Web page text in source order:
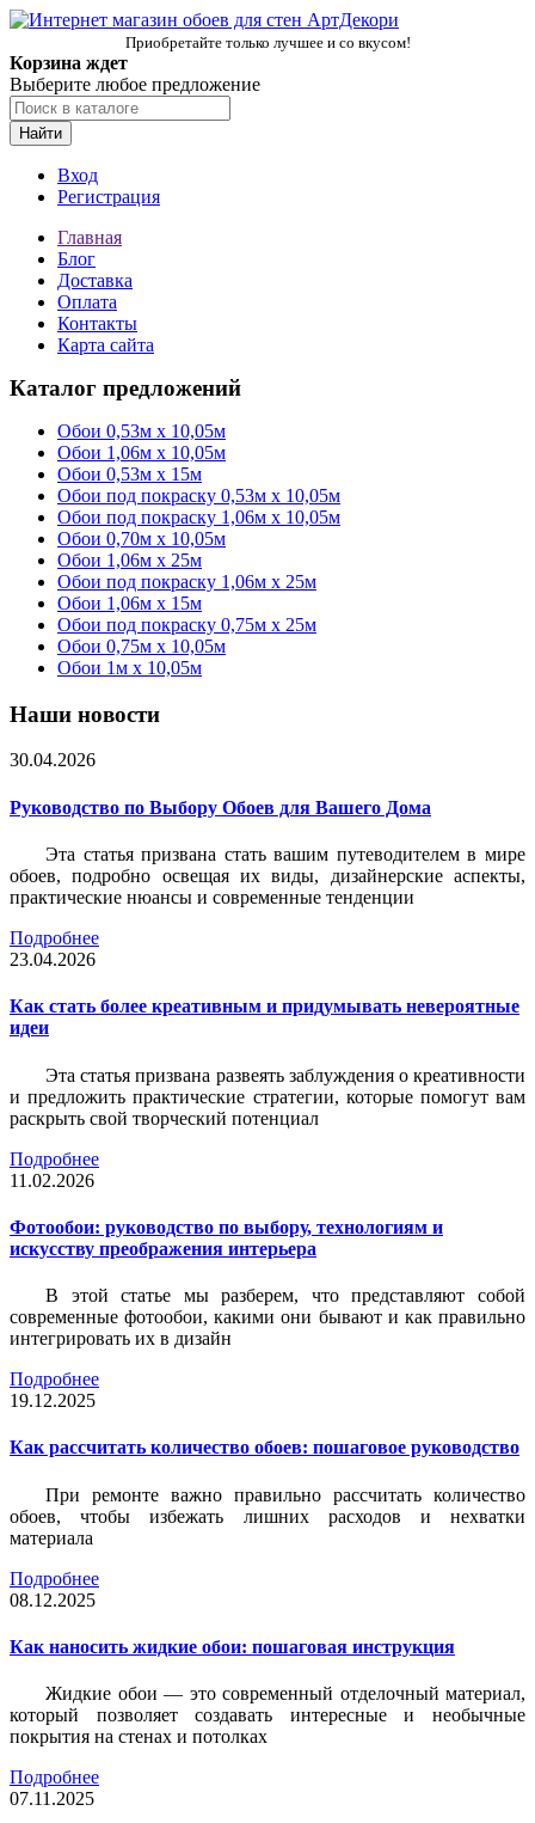
Приобретайте только лучшее и со вкусом!
Корзина ждет
Выберите любое предложение
Найти
Вход
Регистрация
Главная
Блог
Доставка
Оплата
Контакты
Карта сайта
Каталог предложений
Обои 0,53м x 10,05м
Обои 1,06м х 10,05м
Обои 0,53м x 15м
Обои под покраску 0,53м x 10,05м
Обои под покраску 1,06м х 10,05м
Обои 0,70м x 10,05м
Обои 1,06м x 25м
Обои под покраску 1,06м x 25м
Обои 1,06м x 15м
Обои под покраску 0,75м x 25м
Обои 0,75м x 10,05м
Обои 1м х 10,05м
Наши новости
30.04.2026
Руководство по Выбору Обоев для Вашего Дома
Эта статья призвана стать вашим путеводителем в мире
обоев, подробно освещая их виды, дизайнерские аспекты,
практические нюансы и современные тенденции
Подробнее
23.04.2026
Как стать более креативным и придумывать невероятные
идеи
Эта статья призвана развеять заблуждения о креативности
и предложить практические стратегии, которые помогут вам
раскрыть свой творческий потенциал
Подробнее
11.02.2026
Фотообои: руководство по выбору, технологиям и
искусству преображения интерьера
В этой статье мы разберем, что представляют собой
современные фотообои, какими они бывают и как правильно
интегрировать их в дизайн
Подробнее
19.12.2025
Как рассчитать количество обоев: пошаговое руководство
При ремонте важно правильно рассчитать количество
обоев, чтобы избежать лишних расходов и нехватки
материала
Подробнее
08.12.2025
Как наносить жидкие обои: пошаговая инструкция
Жидкие обои — это современный отделочный материал,
который позволяет создавать интересные и необычные
покрытия на стенах и потолках
Подробнее
07.11.2025